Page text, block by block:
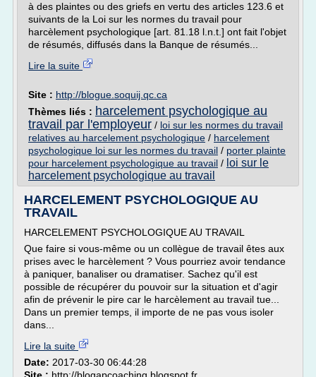
à des plaintes ou des griefs en vertu des articles 123.6 et
suivants de la Loi sur les normes du travail pour
harcèlement psychologique [art. 81.18 l.n.t.] ont fait l'objet
de résumés, diffusés dans la Banque de résumés...
Lire la suite
Site : http://blogue.soquij.qc.ca
Thèmes liés : harcelement psychologique au
travail par l'employeur / loi sur les normes du travail
relatives au harcelement psychologique / harcelement
psychologique loi sur les normes du travail / porter plainte
pour harcelement psychologique au travail / loi sur le
harcelement psychologique au travail
HARCELEMENT PSYCHOLOGIQUE AU
TRAVAIL
HARCELEMENT PSYCHOLOGIQUE AU TRAVAIL
Que faire si vous-même ou un collègue de travail êtes aux
prises avec le harcèlement ? Vous pourriez avoir tendance
à paniquer, banaliser ou dramatiser. Sachez qu'il est
possible de récupérer du pouvoir sur la situation et d'agir
afin de prévenir le pire car le harcèlement au travail tue...
Dans un premier temps, il importe de ne pas vous isoler
dans...
Lire la suite
Date: 2017-03-30 06:44:28